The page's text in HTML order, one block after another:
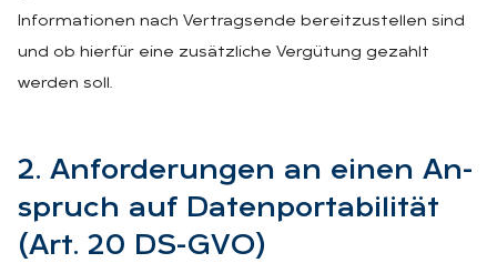
Informationen nach Vertragsende bereitzustellen sind
und ob hierfür eine zusätzliche Vergütung gezahlt
werden soll.
2. An­for­de­run­gen an ei­nen An­
spruch auf Da­ten­por­ta­bi­li­tät
(Art. 20 DS-GVO)